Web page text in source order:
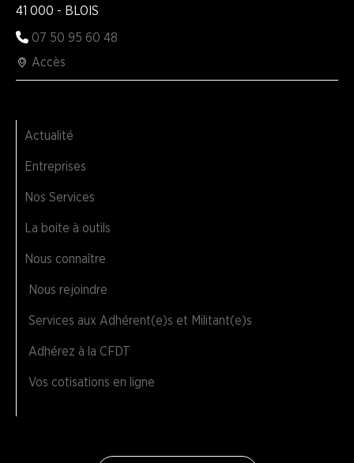
41 000 - BLOIS
07 50 95 60 48
Accès
Actualité
Entreprises
Nos Services
La boite à outils
Nous connaître
Nous rejoindre
Services aux Adhérent(e)s et Militant(e)s
Adhérez à la CFDT
Vos cotisations en ligne